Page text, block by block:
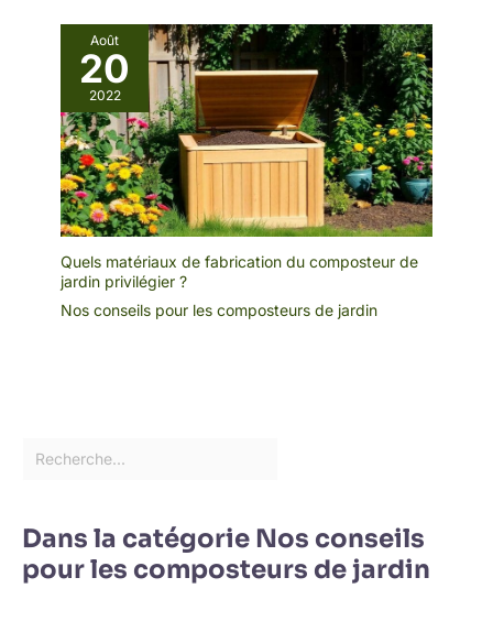
Août
20
2022
Quels matériaux de fabrication du composteur de
jardin privilégier ?
Nos conseils pour les composteurs de jardin
Dans la catégorie Nos conseils
pour les composteurs de jardin